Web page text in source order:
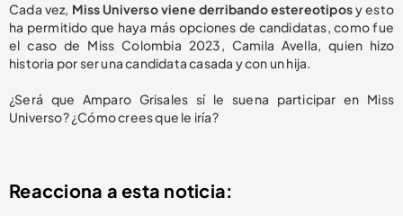
Cada vez, Miss Universo viene derribando estereotiposy esto
ha permitido que haya más opciones de candidatas, como fue
el caso de Miss Colombia 2023, Camila Avella, quien hizo
historia por ser una candidata casada y con un hija.
¿Será que Amparo Grisales sí le suena participar en Miss
Universo? ¿Cómo crees que le iría?
Reacciona a esta noticia: